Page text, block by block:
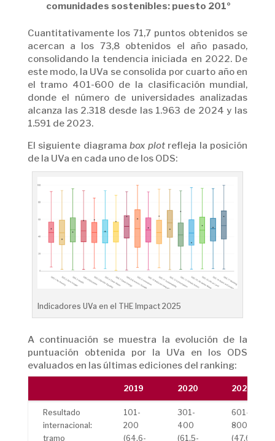
comunidades sostenibles: puesto 201º
Cuantitativamente los 71,7 puntos obtenidos se
acercan a los 73,8 obtenidos el año pasado,
consolidando la tendencia iniciada en 2022. De
este modo, la UVa se consolida por cuarto año en
el tramo 401-600 de la clasificación mundial,
donde el número de universidades analizadas
alcanza las 2.318 desde las 1.963 de 2024 y las
1.591 de 2023.
El siguiente diagramabox plotrefleja la posición
de la UVa en cada uno de los ODS:
Indicadores UVa en el THE Impact 2025
A continuación se muestra la evolución de la
puntuación obtenida por la UVa en los ODS
evaluados en las últimas ediciones del ranking:
2019 2020 2021
2019 2020 2021
Resultado
internacional:
tramo
101-
200
(64,6-
301-
400
(61,5-
601-
800
(47.6–